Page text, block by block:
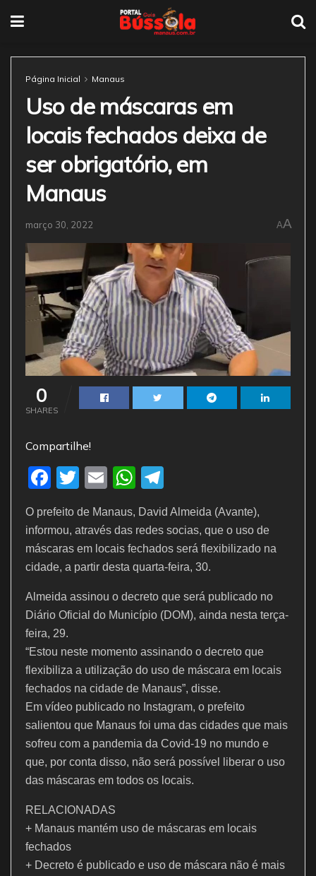
Página Inicial Manaus
Uso de máscaras em
locais fechados deixa de
ser obrigatório, em
Manaus
março 30, 2022 AA
0
SHARES
Compartilhe!
F
a
c
e
b
o
o
k
T
w
itt
er
E
ai
l
W
h
at
s
A
p
p
el
e
gr
a
m
O prefeito de Manaus, David Almeida (Avante),
informou, através das redes socias, que o uso de
máscaras em locais fechados será flexibilizado na
cidade, a partir desta quarta-feira, 30.
Almeida assinou o decreto que será publicado no
Diário Oficial do Município (DOM), ainda nesta terça-
feira, 29.
“Estou neste momento assinando o decreto que
flexibiliza a utilização do uso de máscara em locais
fechados na cidade de Manaus”, disse.
Em vídeo publicado no Instagram, o prefeito
salientou que Manaus foi uma das cidades que mais
sofreu com a pandemia da Covid-19 no mundo e
que, por conta disso, não será possível liberar o uso
das máscaras em todos os locais.
RELACIONADAS
+ Manaus mantém uso de máscaras em locais
fechados
+ Decreto é publicado e uso de máscara não é mais